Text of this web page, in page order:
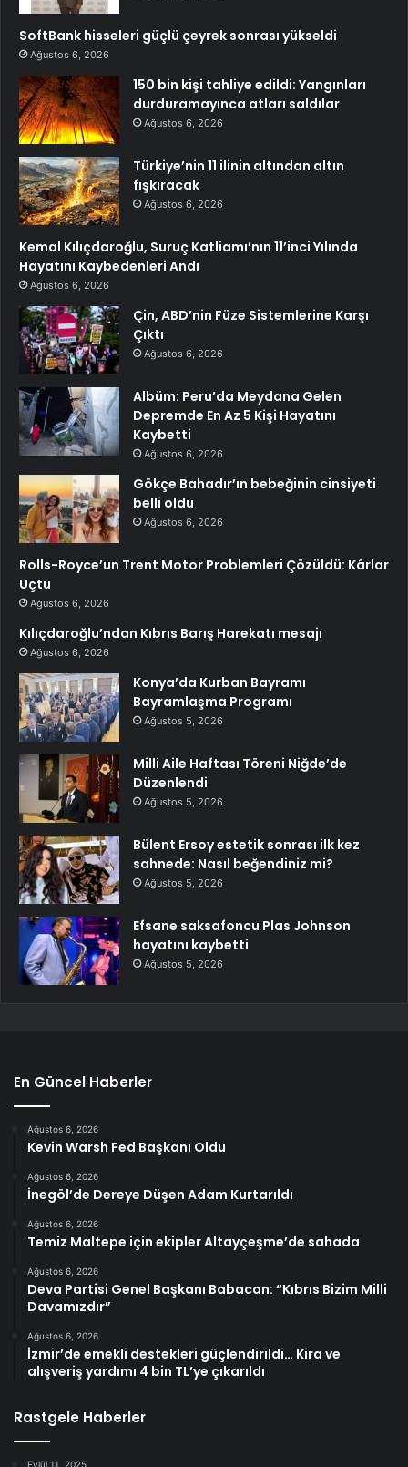
SoftBank hisseleri güçlü çeyrek sonrası yükseldi
Ağustos 6, 2026
150 bin kişi tahliye edildi: Yangınları
durduramayınca atları saldılar
Ağustos 6, 2026
Türkiye’nin 11 ilinin altından altın
fışkıracak
Ağustos 6, 2026
Kemal Kılıçdaroğlu, Suruç Katliamı’nın 11’inci Yılında
Hayatını Kaybedenleri Andı
Ağustos 6, 2026
Çin, ABD’nin Füze Sistemlerine Karşı
Çıktı
Ağustos 6, 2026
Albüm: Peru’da Meydana Gelen
Depremde En Az 5 Kişi Hayatını
Kaybetti
Ağustos 6, 2026
Gökçe Bahadır’ın bebeğinin cinsiyeti
belli oldu
Ağustos 6, 2026
Rolls-Royce’un Trent Motor Problemleri Çözüldü: Kârlar
Uçtu
Ağustos 6, 2026
Kılıçdaroğlu’ndan Kıbrıs Barış Harekatı mesajı
Ağustos 6, 2026
Konya’da Kurban Bayramı
Bayramlaşma Programı
Ağustos 5, 2026
Milli Aile Haftası Töreni Niğde’de
Düzenlendi
Ağustos 5, 2026
Bülent Ersoy estetik sonrası ilk kez
sahnede: Nasıl beğendiniz mi?
Ağustos 5, 2026
Efsane saksafoncu Plas Johnson
hayatını kaybetti
Ağustos 5, 2026
En Güncel Haberler
Ağustos 6, 2026
Kevin Warsh Fed Başkanı Oldu
Ağustos 6, 2026
İnegöl’de Dereye Düşen Adam Kurtarıldı
Ağustos 6, 2026
Temiz Maltepe için ekipler Altayçeşme’de sahada
Ağustos 6, 2026
Deva Partisi Genel Başkanı Babacan: “Kıbrıs Bizim Milli
Davamızdır”
Ağustos 6, 2026
İzmir’de emekli destekleri güçlendirildi… Kira ve
alışveriş yardımı 4 bin TL’ye çıkarıldı
Rastgele Haberler
Eylül 11, 2025